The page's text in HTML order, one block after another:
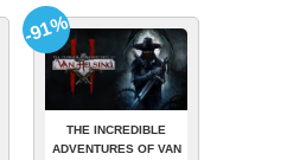
THE INCREDIBLE
ADVENTURES OF VAN
-91%